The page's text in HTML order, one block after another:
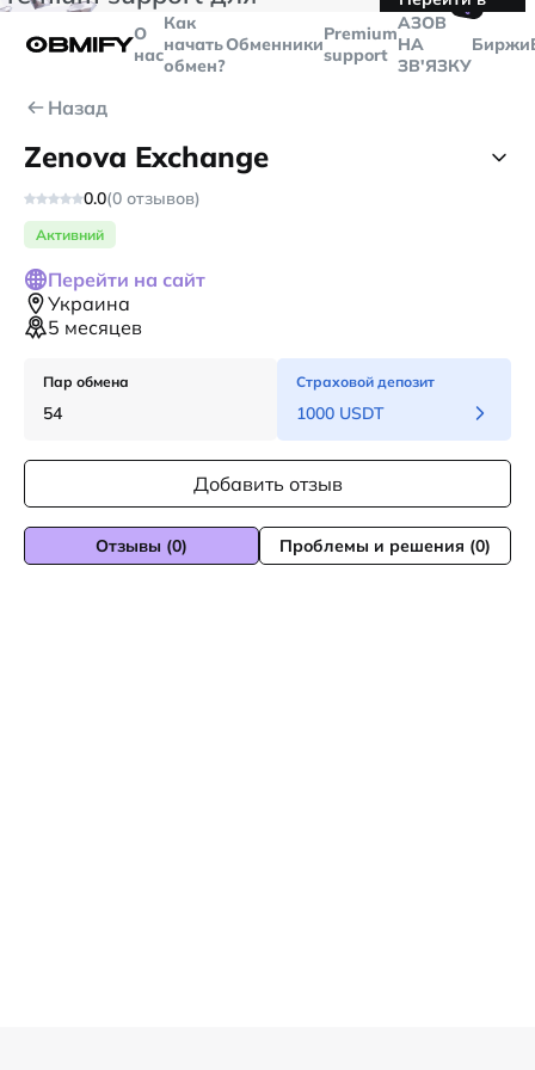
больше
$5000
Telegram
О
нас
Как
начать
обмен?
ОбменникиPremium
support
🤙
AЗОВ
НА
ЗВ'ЯЗКУ
Биржи
Назад
Zenova Exchange
0.0(0 отзывов)
Активний
Перейти на сайт
Украина
5 месяцев
Пар обмена
54
Страховой депозит
1000 USDT
Добавить отзыв
Отзывы (0) Проблемы и решения (0)